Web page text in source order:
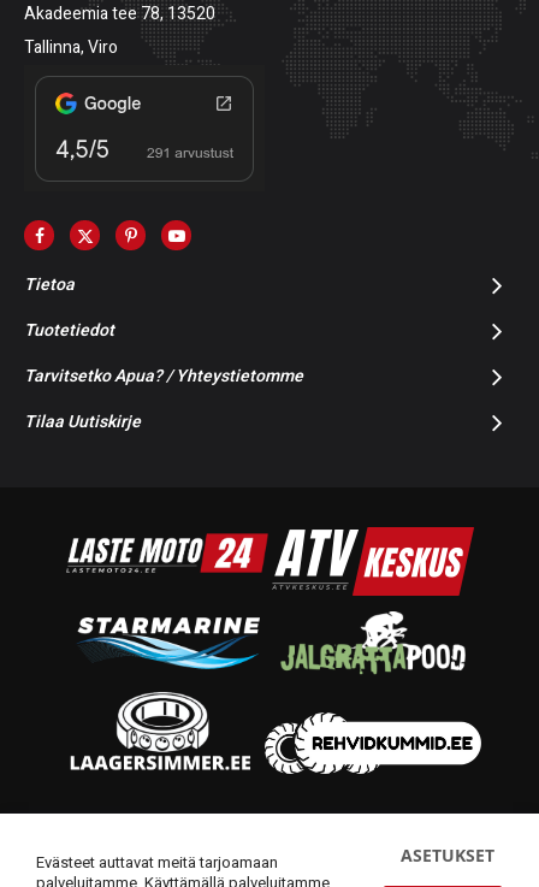
Akadeemia tee 78, 13520
Tallinna, Viro
Tietoa
Tuotetiedot
Tarvitsetko Apua? / Yhteystietomme
Tilaa Uutiskirje
Evästeet auttavat meitä tarjoamaan
ASETUKSET